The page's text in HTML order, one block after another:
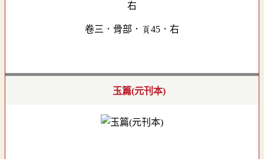
卷三．骨部．頁45．右
玉篇(元刊本)